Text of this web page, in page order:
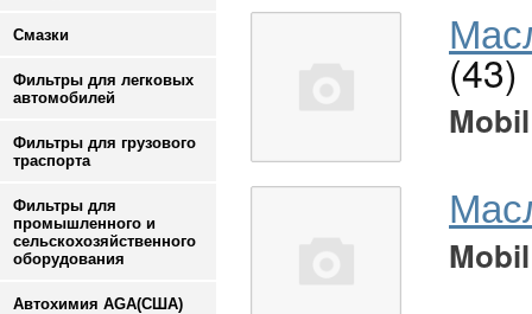
Смазки
Фильтры для легковых
автомобилей
Фильтры для грузового
траспорта
Фильтры для
промышленного и
сельскохозяйственного
оборудования
Автохимия AGA(США)
(43)
Mobil
Mobil